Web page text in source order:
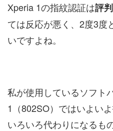
Xperia 1の指紋認証は評
ては反応が悪く、2度3度
いですよね。
私が使用しているソフト
1（802SO）ではいよい
いろいろ代わりになるも